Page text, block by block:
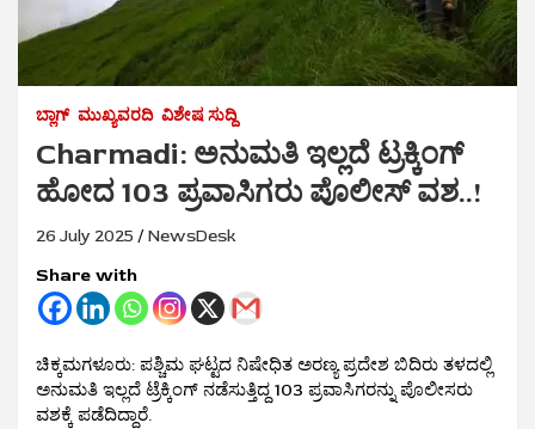
ಬ್ಲಾಗ್ ಮುಖ್ಯವರದಿ ವಿಶೇಷ ಸುದ್ದಿ
Charmadi: ಅನುಮತಿ ಇಲ್ಲದೆ ಟ್ರಕ್ಕಿಂಗ್
ಹೋದ 103 ಪ್ರವಾಸಿಗರು ಪೊಲೀಸ್ ವಶ..!
26 July 2025 NewsDesk
Share with
ಚಿಕ್ಕಮಗಳೂರು: ಪಶ್ಚಿಮ ಘಟ್ಟದ ನಿಷೇಧಿತ ಅರಣ್ಯ ಪ್ರದೇಶ ಬಿದಿರು ತಳದಲ್ಲಿ
ಅನುಮತಿ ಇಲ್ಲದೆ ಟ್ರೆಕ್ಕಿಂಗ್ ನಡೆಸುತ್ತಿದ್ದ 103 ಪ್ರವಾಸಿಗರನ್ನು ಪೊಲೀಸರು
ವಶಕ್ಕೆ ಪಡೆದಿದ್ದಾರೆ.